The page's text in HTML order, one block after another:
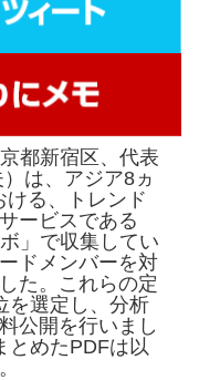
都新宿区、代表
は、アジア8ヵ
ける、トレンド
ービスである
」で収集してい
ドメンバーを対
た。これらの定
を選定し、分析
公開を行いまし
とめたPDFは以